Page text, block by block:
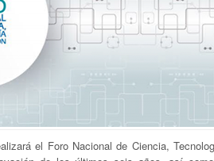
el Foro Nacional de Ciencia,